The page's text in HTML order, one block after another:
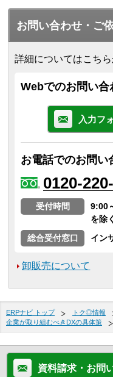
お問い合わせ・ご
詳細についてはこち
Webでのお問い合
入力フ
お電話でのお問い
0120-
受付時間
9:00
を除
総合受付窓口
イン
卸販売について
ERPナビ トップ トク◎情報
企業が取り組むべきDXの具体策
資料請求・お問